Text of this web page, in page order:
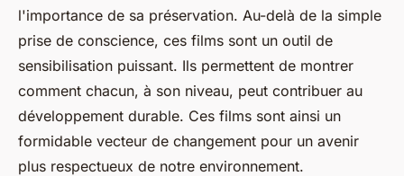
l'importance de sa préservation. Au-delà de la simple
prise de conscience, ces films sont un outil de
sensibilisation puissant. Ils permettent de montrer
comment chacun, à son niveau, peut contribuer au
développement durable. Ces films sont ainsi un
formidable vecteur de changement pour un avenir
plus respectueux de notre environnement.